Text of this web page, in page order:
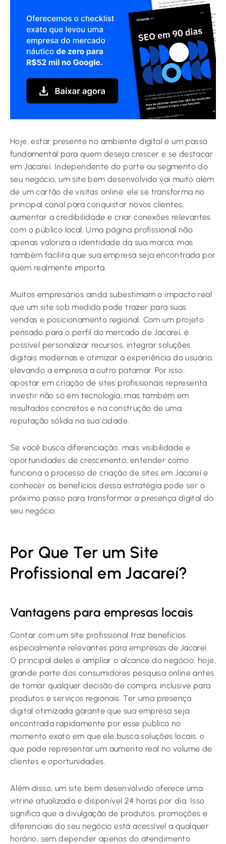
Hoje, estar presente no ambiente digital é um passo
fundamental para quem deseja crescer e se destacar
em Jacareí. Independente do porte ou segmento do
seu negócio, um site bem desenvolvido vai muito além
de um cartão de visitas online: ele se transforma no
principal canal para conquistar novos clientes,
aumentar a credibilidade e criar conexões relevantes
com o público local. Uma página profissional não
apenas valoriza a identidade da sua marca, mas
também facilita que sua empresa seja encontrada por
quem realmente importa.
Muitos empresários ainda subestimam o impacto real
que um site sob medida pode trazer para suas
vendas e posicionamento regional. Com um projeto
pensado para o perfil do mercado de Jacareí, é
possível personalizar recursos, integrar soluções
digitais modernas e otimizar a experiência do usuário,
elevando a empresa a outro patamar. Por isso,
apostar em criação de sites profissionais representa
investir não só em tecnologia, mas também em
resultados concretos e na construção de uma
reputação sólida na sua cidade.
Se você busca diferenciação, mais visibilidade e
oportunidades de crescimento, entender como
funciona o processo de criação de sites em Jacareí e
conhecer os benefícios dessa estratégia pode ser o
próximo passo para transformar a presença digital do
seu negócio.
Por Que Ter um Site
Profissional em Jacareí?
Vantagens para empresas locais
Contar com um site profissional traz benefícios
especialmente relevantes para empresas de Jacareí.
O principal deles é ampliar o alcance do negócio: hoje,
grande parte dos consumidores pesquisa online antes
de tomar qualquer decisão de compra, inclusive para
produtos e serviços regionais. Ter uma presença
digital otimizada garante que sua empresa seja
encontrada rapidamente por esse público no
momento exato em que ele busca soluções locais, o
que pode representar um aumento real no volume de
clientes e oportunidades.
Além disso, um site bem desenvolvido oferece uma
vitrine atualizada e disponível 24 horas por dia. Isso
significa que a divulgação de produtos, promoções e
diferenciais do seu negócio está acessível a qualquer
horário, sem depender apenas do atendimento